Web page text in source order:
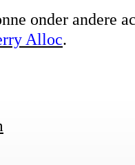
onder andere
Alloc.